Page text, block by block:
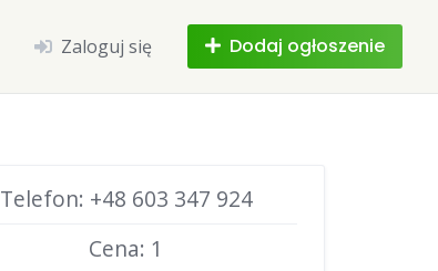
Zaloguj się Dodaj ogłoszenie
Telefon: +48 603 347 924
Cena: 1